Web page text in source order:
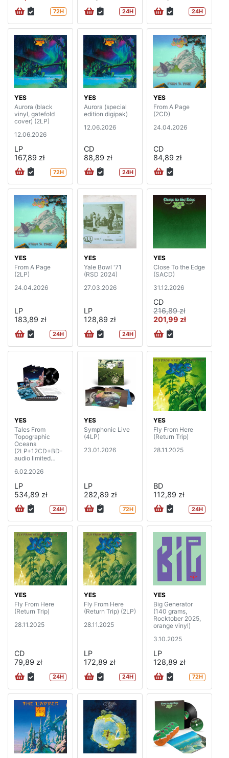
72H 24H 24H
YES
Aurora (black
vinyl, gatefold
cover) (2LP)
12.06.2026
LP
167,89 zł
72H
YES
Aurora (special
edition digipak)
12.06.2026
CD
88,89 zł
24H
YES
From A Page
(2CD)
24.04.2026
CD
84,89 zł
YES
From A Page
(2LP)
24.04.2026
LP
183,89 zł
24H
YES
Yale Bowl '71
(RSD 2024)
27.03.2026
LP
128,89 zł
24H
YES
Close To the Edge
(SACD)
31.12.2026
CD
216,89 zł
201,99 zł
YES
Tales From
Topographic
Oceans
(2LP+12CD+BD-
audio limited
6.02.2026
LP
534,89 zł
24H
YES
Symphonic Live
(4LP)
23.01.2026
LP
282,89 zł
72H
YES
Fly From Here
(Return Trip)
28.11.2025
BD
112,89 zł
24H
YES
Fly From Here
(Return Trip)
28.11.2025
CD
79,89 zł
24H
YES
Fly From Here
(Return Trip) (2LP)
28.11.2025
LP
172,89 zł
24H
YES
Big Generator
(140 grams,
Rocktober 2025,
orange vinyl)
3.10.2025
LP
128,89 zł
72H